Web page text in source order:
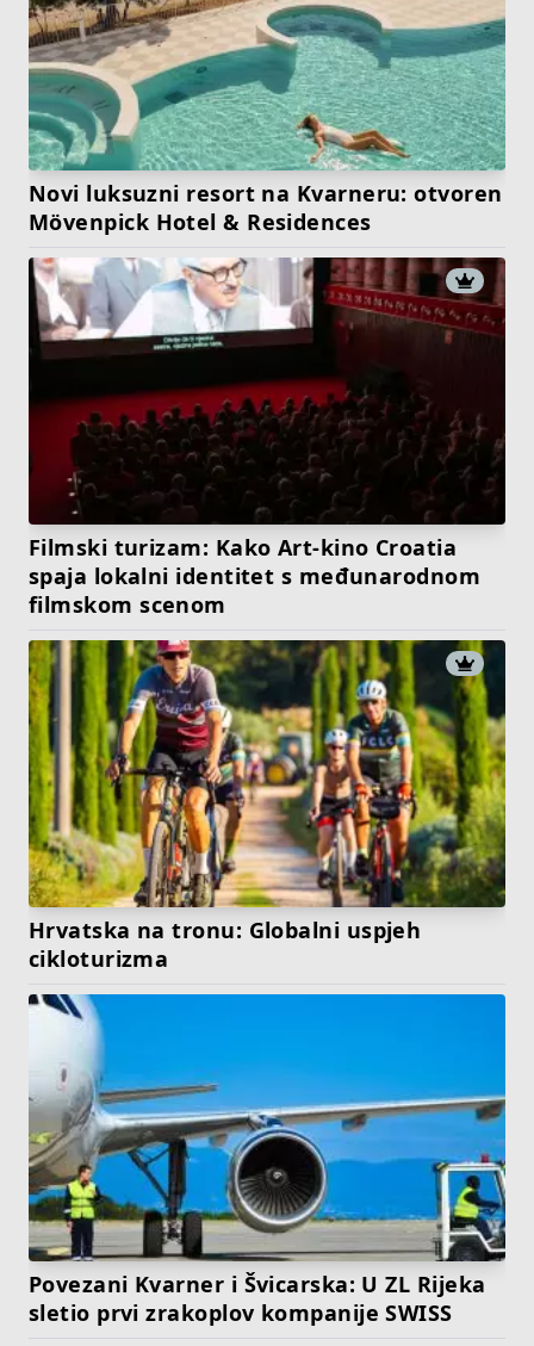
Novi luksuzni resort na Kvarneru: otvoren
Mövenpick Hotel & Residences
Filmski turizam: Kako Art-kino Croatia
spaja lokalni identitet s međunarodnom
filmskom scenom
Hrvatska na tronu: Globalni uspjeh
cikloturizma
Povezani Kvarner i Švicarska: U ZL Rijeka
sletio prvi zrakoplov kompanije SWISS